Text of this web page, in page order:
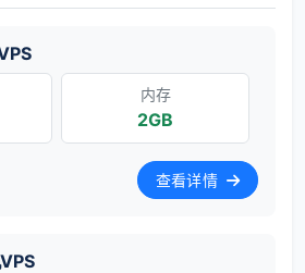
内存
2GB
查看详情